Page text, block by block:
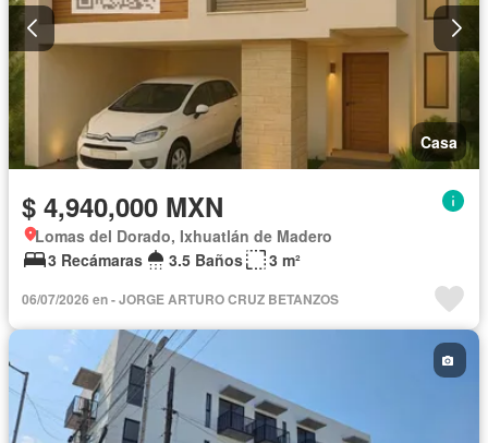
Casa
$ 4,940,000 MXN
Lomas del Dorado, Ixhuatlán de Madero
3 Recámaras
3.5 Baños 3 m²
06/07/2026 en - JORGE ARTURO CRUZ BETANZOS